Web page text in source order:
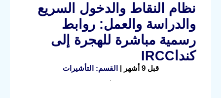
نظام النقاط والدخول السريع
والدراسة والعمل: روابط
رسمية مباشرة للهجرة إلى
كنداIRCC
قبل 9 أشهر | القسم: التأشيرات